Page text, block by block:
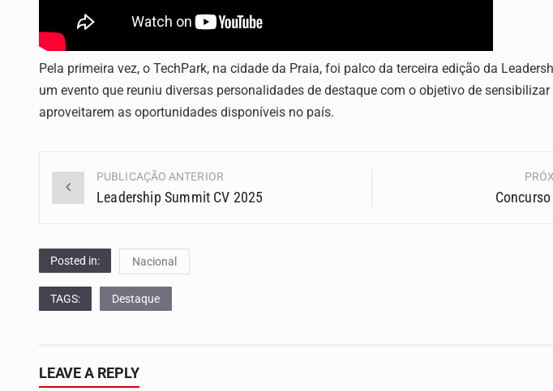
Pela primeira vez, o TechPark, na cidade da Praia, foi palco da terceira edição da
um evento que reuniu diversas personalidades de destaque com o objetivo de
aproveitarem as oportunidades disponíveis no país.
Navegação
PUBLICAÇÃO ANTERIOR
Leadership Summit CV 2025
Posted in: Nacional
TAGS: Destaque
LEAVE A REPLY